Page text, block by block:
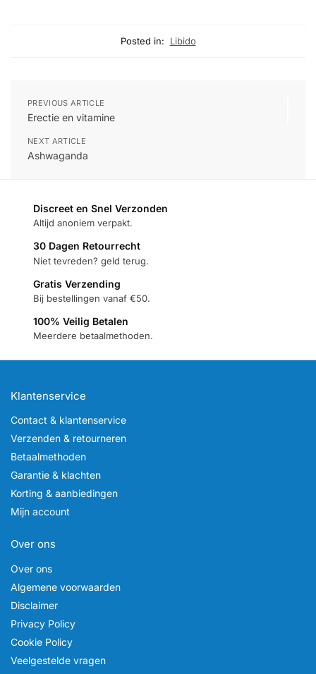
Posted in: Libido
PREVIOUS ARTICLE
Erectie en vitamine
NEXT ARTICLE
Ashwaganda
Discreet en Snel Verzonden
Altijd anoniem verpakt.
30 Dagen Retourrecht
Niet tevreden? geld terug.
Gratis Verzending
Bij bestellingen vanaf €50.
100% Veilig Betalen
Meerdere betaalmethoden.
Klantenservice
Contact & klantenservice
Verzenden & retourneren
Betaalmethoden
Garantie & klachten
Korting & aanbiedingen
Mijn account
Over ons
Over ons
Algemene voorwaarden
Disclaimer
Privacy Policy
Cookie Policy
Veelgestelde vragen